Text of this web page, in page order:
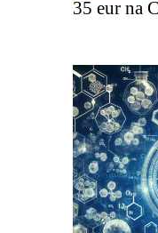
35 eur na